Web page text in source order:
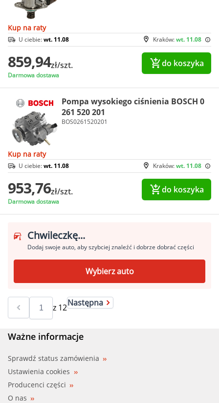
Kup na raty
Kraków:wt. 11.08
U ciebie:wt. 11.08
859,94zł/szt.
Darmowa dostawa
do koszyka
Pompa wysokiego ciśnienia BOSCH 0
261 520 201
BOS0261520201
Kup na raty
Kraków:wt. 11.08
U ciebie:wt. 11.08
953,76zł/szt.
Darmowa dostawa
do koszyka
Chwileczkę...
Dodaj swoje auto, aby szybciej znaleźć i dobrze dobrać części
Wybierz auto
z 12Następna
Ważne informacje
Sprawdź status zamówienia
Ustawienia cookies
Producenci części
O nas